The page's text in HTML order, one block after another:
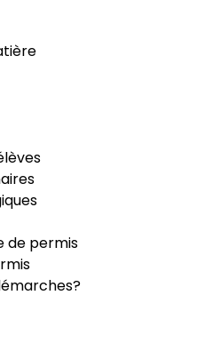
de permis